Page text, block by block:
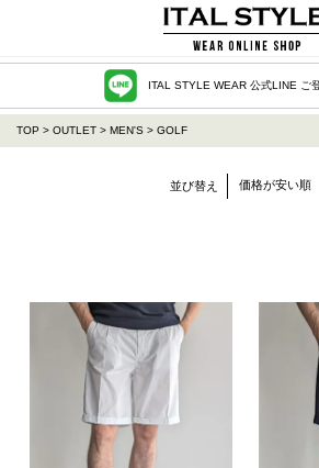
ITAL STYLE WEAR 公式LINE ご
TOP OUTLET MEN'S GOLF
並び替え 価格が安い順